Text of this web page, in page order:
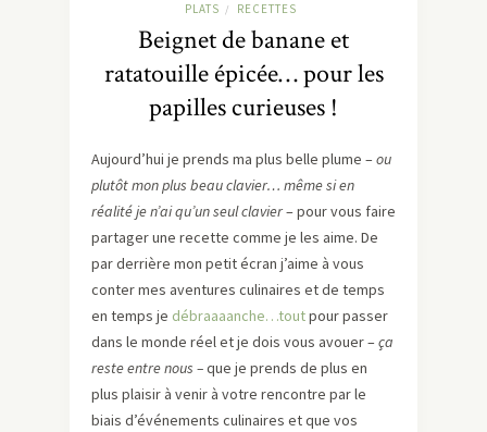
PLATS / RECETTES
Beignet de banane et
ratatouille épicée… pour les
papilles curieuses !
Aujourd’hui je prends ma plus belle plume –ou
plutôt mon plus beau clavier… même si en
réalité je n’ai qu’un seul clavier– pour vous faire
partager une recette comme je les aime. De
par derrière mon petit écran j’aime à vous
conter mes aventures culinaires et de temps
en temps je débraaaanche…toutpour passer
dans le monde réel et je dois vous avouer –ça
reste entre nous –que je prends de plus en
plus plaisir à venir à votre rencontre par le
biais d’événements culinaires et que vos